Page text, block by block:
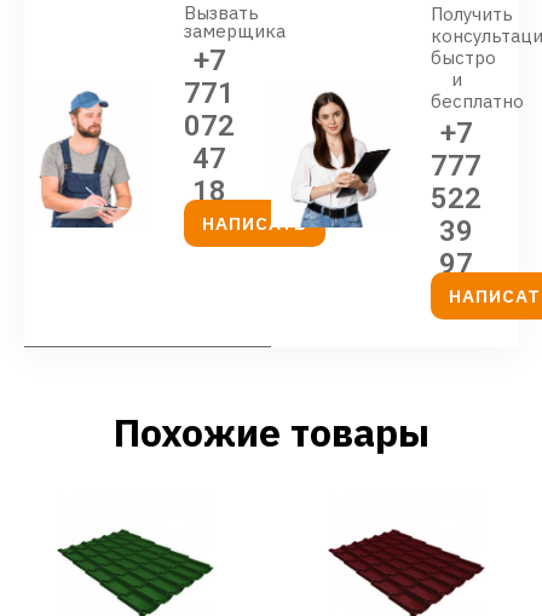
Вызвать
замерщика
+7
771
072
47
18
НАПИСАТЬ
Получить
быстро
и
бесплатно
+7
777
522
39
97
Похожие товары